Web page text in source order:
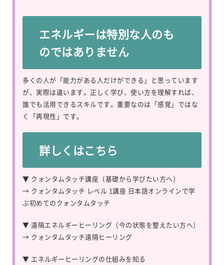
エネルギーは特別な人のも
のではありません
多くの人が「能力がある人だけができる」と思っています
が、実際は違います。正しく学び、使い方を理解すれば、
誰でも活用できるスキルです。重要なのは「感覚」ではな
く「再現性」です。
詳しくはこちら
▼ クォンタムタッチ講座（基礎から学びたい方へ）
→ クォンタムタッチ レベル 1講座 日本語オンラインで学
ぶ初めてのクォンタムタッチ
▼ 遠隔エネルギーヒーリング（今の状態を整えたい方へ）
→ クォンタムタッチ遠隔ヒーリング
▼ エネルギーヒーリングの仕組みを知る